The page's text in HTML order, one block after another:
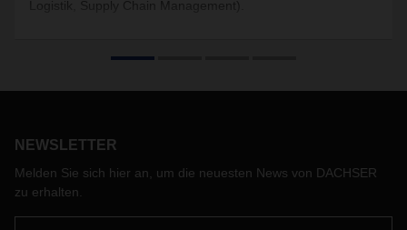
Logistik, Supply Chain Management).
NEWSLETTER
Melden Sie sich hier an, um die neuesten News von DACHSER
zu erhalten.